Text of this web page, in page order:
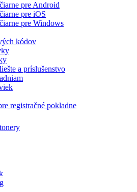
pre Android
pre iOS
pre Windows
kódov
a príslušenstvo
registračné pokladne